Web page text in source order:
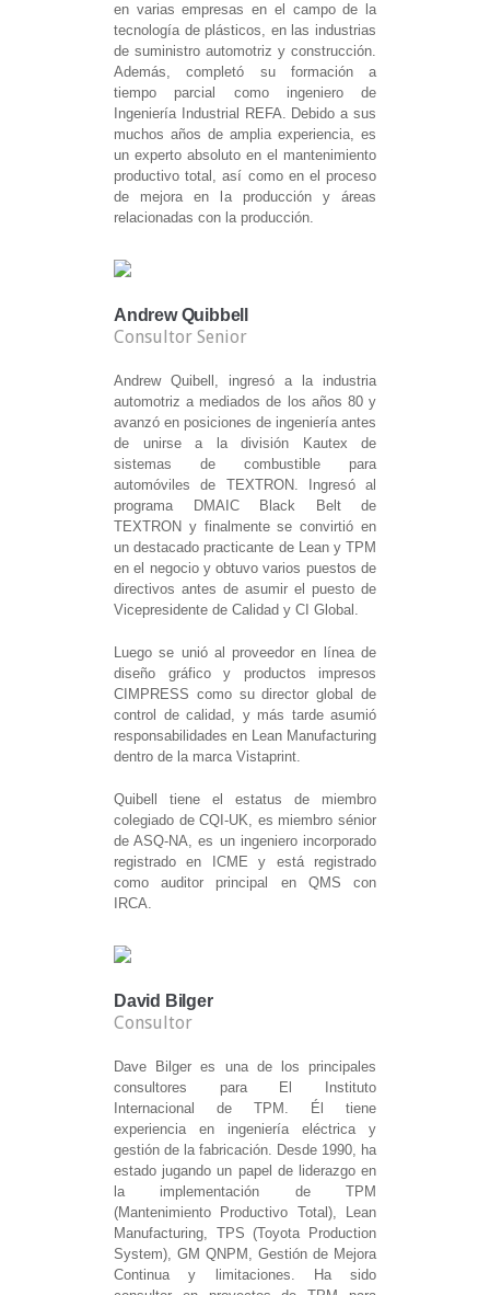
en varias empresas en el campo de la
tecnología de plásticos, en las industrias
de suministro automotriz y construcción.
Además, completó su formación a
tiempo parcial como ingeniero de
Ingeniería Industrial REFA. Debido a sus
muchos años de amplia experiencia, es
un experto absoluto en el mantenimiento
productivo total, así como en el proceso
de mejora en la producción y áreas
relacionadas con la producción.
Andrew Quibbell
Consultor Senior
Andrew Quibell, ingresó a la industria
automotriz a mediados de los años 80 y
avanzó en posiciones de ingeniería antes
de unirse a la división Kautex de
sistemas de combustible para
automóviles de TEXTRON. Ingresó al
programa DMAIC Black Belt de
TEXTRON y finalmente se convirtió en
un destacado practicante de Lean y TPM
en el negocio y obtuvo varios puestos de
directivos antes de asumir el puesto de
Vicepresidente de Calidad y CI Global.
Luego se unió al proveedor en línea de
diseño gráfico y productos impresos
CIMPRESS como su director global de
control de calidad, y más tarde asumió
responsabilidades en Lean Manufacturing
dentro de la marca Vistaprint.
Quibell tiene el estatus de miembro
colegiado de CQI-UK, es miembro sénior
de ASQ-NA, es un ingeniero incorporado
registrado en ICME y está registrado
como auditor principal en QMS con
IRCA.
David Bilger
Consultor
Dave Bilger es una de los principales
consultores para El Instituto
Internacional de TPM. Él tiene
experiencia en ingeniería eléctrica y
gestión de la fabricación. Desde 1990, ha
estado jugando un papel de liderazgo en
la implementación de TPM
(Mantenimiento Productivo Total), Lean
Manufacturing, TPS (Toyota Production
System), GM QNPM, Gestión de Mejora
Continua y limitaciones. Ha sido